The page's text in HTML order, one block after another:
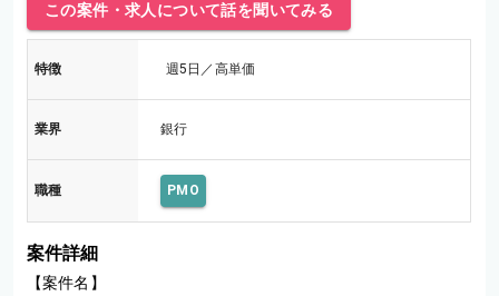
この案件・求人について話を聞いてみる
特徴 週5日／高単価
業界 銀行
職種 PMO
案件詳細
【案件名】